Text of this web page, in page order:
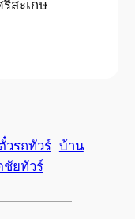
สะเกษ
วรถทัวร์ บ้าน
ชัยทัวร์